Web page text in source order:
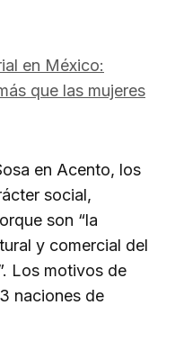
en México:
que las mujeres
en Acento, los
social,
son “la
y comercial del
Los motivos de
naciones de